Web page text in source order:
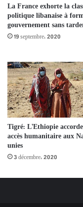
La France exhorte la
politique libanaise à
gouvernement sans
19 septembre، 2020
Tigré: L’Ethiopie
accès humanitaire aux
unies
3 décembre، 2020